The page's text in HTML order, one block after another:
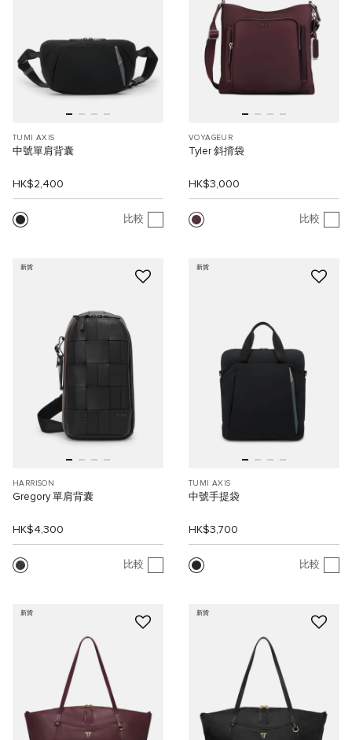
TUMI AXIS
中號單肩背囊
HK$2,400
比較
VOYAGEUR
Tyler 斜揹袋
HK$3,000
比較
新貨
HARRISON
Gregory 單肩背囊
HK$4,300
比較
新貨
TUMI AXIS
中號手提袋
HK$3,700
比較
新貨 新貨